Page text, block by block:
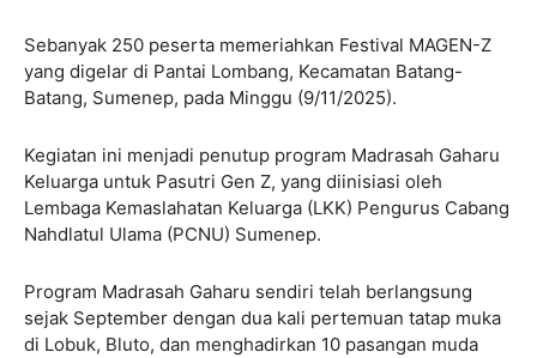
Sebanyak 250 peserta memeriahkan Festival MAGEN-Z
yang digelar di Pantai Lombang, Kecamatan Batang-
Batang, Sumenep, pada Minggu (9/11/2025).
Kegiatan ini menjadi penutup program Madrasah Gaharu
Keluarga untuk Pasutri Gen Z, yang diinisiasi oleh
Lembaga Kemaslahatan Keluarga (LKK) Pengurus Cabang
Nahdlatul Ulama (PCNU) Sumenep.
Program Madrasah Gaharu sendiri telah berlangsung
sejak September dengan dua kali pertemuan tatap muka
di Lobuk, Bluto, dan menghadirkan 10 pasangan muda